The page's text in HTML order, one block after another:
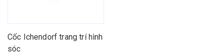
Cốc Ichendorf trang trí hình
sóc